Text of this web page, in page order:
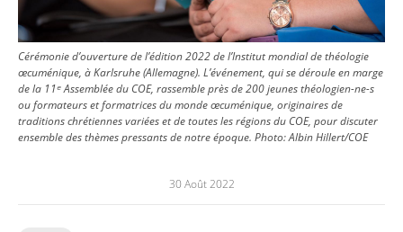
Cérémonie d’ouverture de l’édition 2022 de l’Institut mondial de théologie
œcuménique, à Karlsruhe (Allemagne). L’événement, qui se déroule en marge
de la 11ᵉ Assemblée du COE, rassemble près de 200 jeunes théologien-ne-s
ou formateurs et formatrices du monde œcuménique, originaires de
traditions chrétiennes variées et de toutes les régions du COE, pour discuter
ensemble des thèmes pressants de notre époque. Photo:Albin Hillert/COE
30 Août 2022